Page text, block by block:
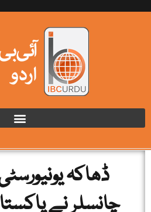
ڈھاکہ
چانسلر نے